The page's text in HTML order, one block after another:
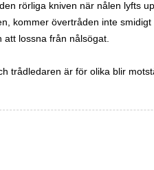
rörliga kniven när nålen lyfts
kommer övertråden inte
lossna från nålsögat.
trådledaren är för olika blir